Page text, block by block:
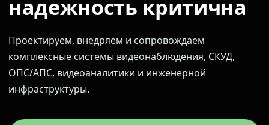
надежность критична
Проектируем, внедряем и сопровождаем
комплексные системы видеонаблюдения, СКУД,
ОПС/АПС, видеоаналитики и инженерной
инфраструктуры.